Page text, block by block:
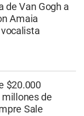
de Van Gogh a
Amaia
$20.000
de
Sale